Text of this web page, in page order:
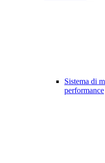
Sistema di
performance